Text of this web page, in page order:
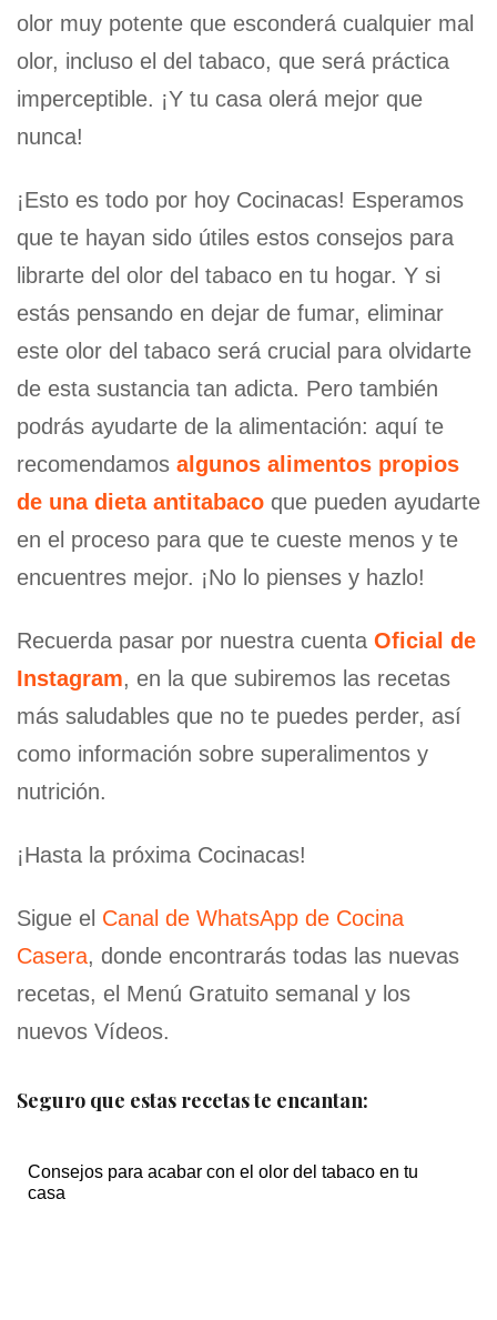
olor muy potente que esconderá cualquier mal
olor, incluso el del tabaco, que será práctica
imperceptible. ¡Y tu casa olerá mejor que
nunca!
¡Esto es todo por hoy Cocinacas! Esperamos
que te hayan sido útiles estos consejos para
librarte del olor del tabaco en tu hogar. Y si
estás pensando en dejar de fumar, eliminar
este olor del tabaco será crucial para olvidarte
de esta sustancia tan adicta. Pero también
podrás ayudarte de la alimentación: aquí te
recomendamos algunos alimentos propios
de una dieta antitabaco que pueden ayudarte
en el proceso para que te cueste menos y te
encuentres mejor. ¡No lo pienses y hazlo!
Recuerda pasar por nuestra cuenta Oficial de
Instagram, en la que subiremos las recetas
más saludables que no te puedes perder, así
como información sobre superalimentos y
nutrición.
¡Hasta la próxima Cocinacas!
Sigue el Canal de WhatsApp de Cocina
Casera, donde encontrarás todas las nuevas
recetas, el Menú Gratuito semanal y los
nuevos Vídeos.
Seguro que estas recetas te encantan:
Consejos para acabar con el olor del tabaco en tu
casa